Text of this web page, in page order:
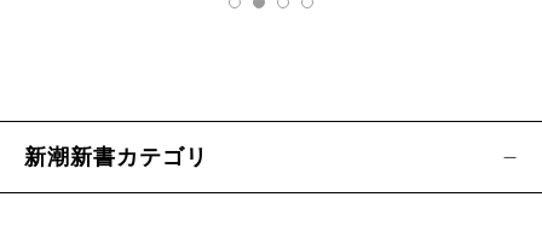
新潮新書カテゴリ